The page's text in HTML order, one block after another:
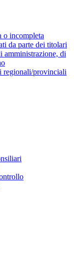
o incompleta
da parte dei titolari
di
regionali/provinciali